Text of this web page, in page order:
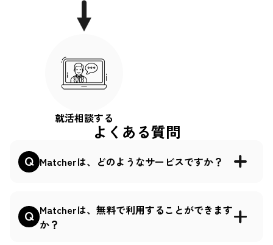
就活相談する
よくある質問
Matcherは、どのようなサービスですか？
Matcherは、無料で利用することができます
か？